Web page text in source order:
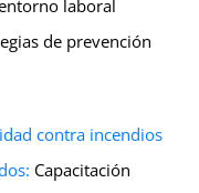
laboral
de prevención
contra incendios
Capacitación